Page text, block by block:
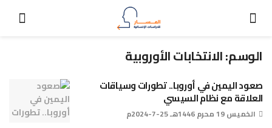
الوسم:الانتخابات الأوروبية
صعود اليمين في أوروبا.. تطورات وسياقات
العلاقة مع نظام السيسي
الخميس 19 محرم 1446هـ 25-7-2024م